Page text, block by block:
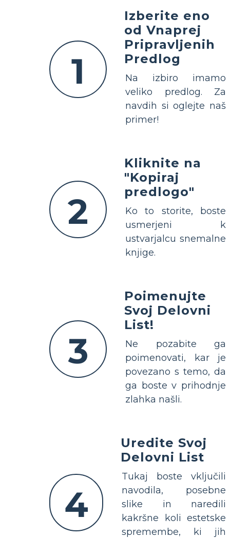
1
Izberite eno
od Vnaprej
Pripravljenih
Predlog
Na izbiro imamo
veliko predlog. Za
navdih si oglejte naš
primer!
2
Kliknite na
"Kopiraj
predlogo"
Ko to storite, boste
usmerjeni k
ustvarjalcu snemalne
knjige.
3
Poimenujte
Svoj Delovni
List!
Ne pozabite ga
poimenovati, kar je
povezano s temo, da
ga boste v prihodnje
zlahka našli.
4
Uredite Svoj
Delovni List
Tukaj boste vključili
navodila, posebne
slike in naredili
kakršne koli estetske
spremembe, ki jih